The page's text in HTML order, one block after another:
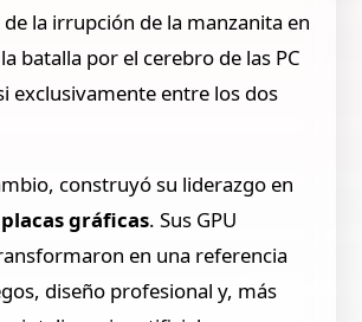
de la irrupción de la manzanita en
batalla por el cerebro de las PC
exclusivamente entre los dos
construyó su liderazgo en
placas gráficas. Sus GPU
en una referencia
diseño profesional y, más